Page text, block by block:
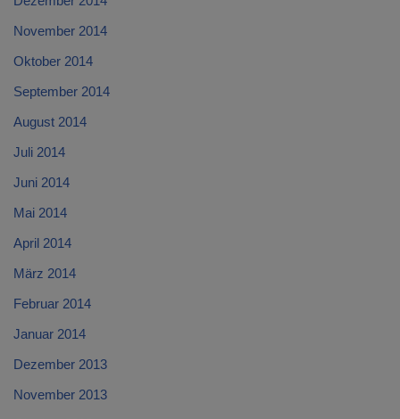
November 2014
Oktober 2014
September 2014
August 2014
Juli 2014
Juni 2014
Mai 2014
April 2014
März 2014
Februar 2014
Januar 2014
Dezember 2013
November 2013